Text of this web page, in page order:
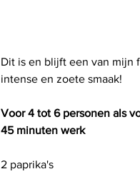
Dit is en blijft een van mijn
intense en zoete smaak!
Voor 4 tot 6 personen als
45 minuten werk
2 paprika's